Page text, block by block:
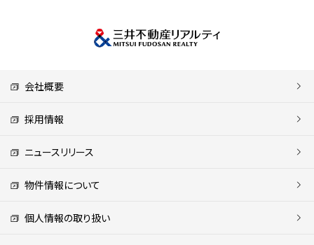
会社概要
採用情報
ニュースリリース
物件情報について
個人情報の取り扱い